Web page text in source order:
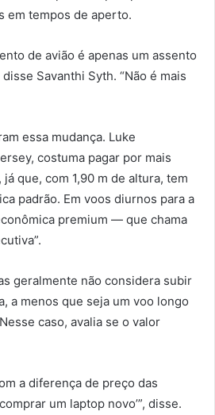
em tempos de aperto.
de avião é apenas um assento
Savanthi Syth. “Não é mais
essa mudança. Luke
costuma pagar por mais
que, com 1,90 m de altura, tem
padrão. Em voos diurnos para a
premium — que chama
geralmente não considera subir
a menos que seja um voo longo
caso, avalia se o valor
a diferença de preço das
um laptop novo’”, disse.